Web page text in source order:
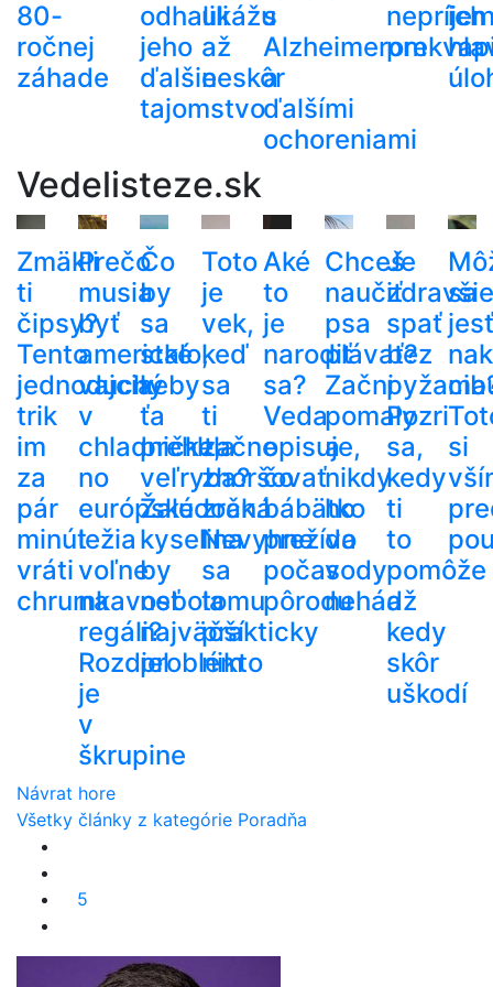
80-
ročnej
záhade
odhalili
jeho
ďalšie
tajomstvo
ukážu
až
neskôr
s
Alzheimerom
a
ďalšími
ochoreniami
ich
Vedelisteze.sk
Zmäkli
ti
čipsy?
Tento
jednoduchý
trik
im
za
pár
minút
vráti
chrumkavosť
Prečo
musia
byť
americké
vajcia
v
chladničke,
no
európske
ležia
voľne
na
regáli?
Rozdiel
je
v
škrupine
Čo
by
sa
stalo,
keby
ťa
prehltla
veľryba?
Žalúdočná
kyselina
by
nebola
najväčší
problém
Toto
je
vek,
keď
sa
ti
začne
zhoršovať
zrak.
Nevyhne
sa
tomu
prakticky
nikto
Aké
to
je
narodiť
sa?
Veda
opisuje,
čo
bábätko
prežíva
počas
pôrodu
Chceš
naučiť
psa
plávať?
Začni
pomaly
a
nikdy
ho
do
vody
nehádž
Je
zdravšie
spať
bez
Pozri
sa,
kedy
ti
to
pomôže
a
kedy
skôr
uškodí
sa
jesť
si
Návrat hore
Všetky články z kategórie Poradňa
5